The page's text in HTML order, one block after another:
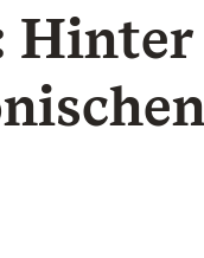
Hinter